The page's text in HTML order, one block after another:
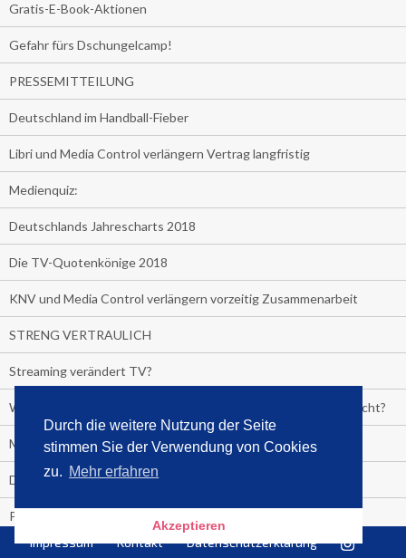
Durch die weitere Nutzung der Seite
stimmen Sie der Verwendung von Cookies
zu. Mehr erfahren
Akzeptieren
Gratis-E-Book-Aktionen
Gefahr fürs Dschungelcamp!
PRESSEMITTEILUNG
Deutschland im Handball-Fieber
Libri und Media Control verlängern Vertrag langfristig
Medienquiz:
Deutschlands Jahrescharts 2018
Die TV-Quotenkönige 2018
KNV und Media Control verlängern vorzeitig Zusammenarbeit
STRENG VERTRAULICH
Streaming verändert TV?
Welcher TV-Sender hat seine Marktanteile seit 2013 vervierfacht?
Michelle for President!
Das gruseligste Buch aller Zeiten
Promi-Biografien
Kerkeling erhält Spitzenfeder für meistverkauftes Buch
Impressum Kontakt Datenschutzerklärung